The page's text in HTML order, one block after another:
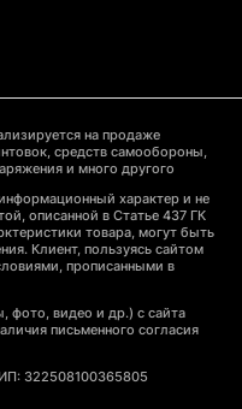
на продаже
средств самообороны,
и много другого
характер и не
описанной в Статье 437 ГК
товара, могут быть
Клиент, пользуясь сайтом
прописанными в
фото, видео и др.) с сайта
письменного согласия
322508100365805